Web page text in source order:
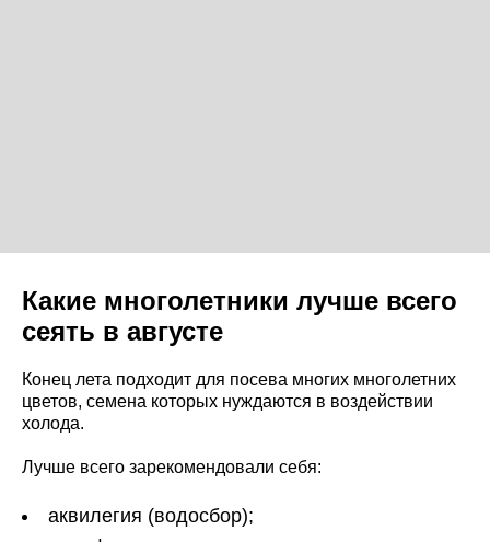
Какие многолетники лучше всего
сеять в августе
Конец лета подходит для посева многих многолетних
цветов, семена которых нуждаются в воздействии
холода.
Лучше всего зарекомендовали себя:
аквилегия (водосбор);